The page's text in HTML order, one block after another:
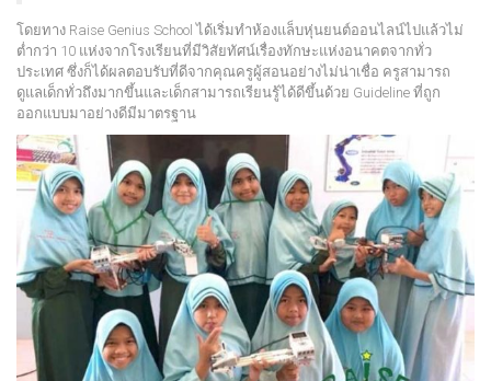
โดยทาง Raise Genius School ได้เริ่มทำห้องแล็บหุ่นยนต์ออนไลน์ไปแล้วไม่
ต่ำกว่า 10 แห่งจากโรงเรียนที่มีวิสัยทัศน์เรื่องทักษะแห่งอนาคตจากทั่ว
ประเทศ ซึ่งก็ได้ผลตอบรับที่ดีจากคุณครูผู้สอนอย่างไม่น่าเชื่อ ครูสามารถ
ดูแลเด็กทั่วถึงมากขึ้นและเด็กสามารถเรียนรู้ได้ดีขึ้นด้วย Guideline ที่ถูก
ออกแบบมาอย่างดีมีมาตรฐาน